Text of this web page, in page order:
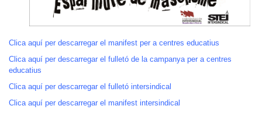
Clica aquí per descarregar el manifest per a centres educatius
Clica aquí per descarregar el fulletó de la campanya per a centres
educatius
Clica aquí per descarregar el fulletó intersindical
Clica aquí per descarregar el manifest intersindical